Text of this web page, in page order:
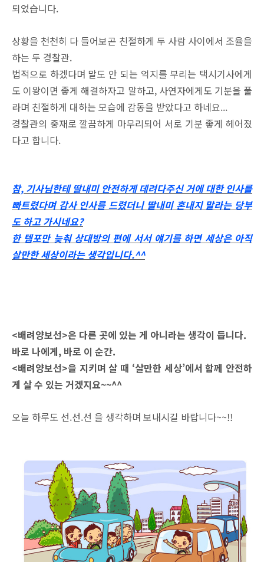
되었습니다.
상황을 천천히 다 들어보곤 친절하게 두 사람 사이에서 조율을
하는 두 경찰관.
법적으로 하겠다며 말도 안 되는 억지를 부리는 택시기사에게
도 이왕이면 좋게 해결하자고 말하고, 사연자에게도 기분을 풀
라며 친절하게 대하는 모습에 감동을 받았다고 하네요...
경찰관의 중재로 깔끔하게 마무리되어 서로 기분 좋게 헤어졌
다고 합니다.
참, 기사님한테 딸내미 안전하게 데려다주신 거에 대한 인사를
빠트렸다며 감사 인사를 드렸더니 딸내미 혼내지 말라는 당부
도 하고 가시네요?
한 템포만 늦춰 상대방의 편에 서서 얘기를 하면 세상은 아직
살만한 세상이라는 생각입니다.^^
<배려양보선>은 다른 곳에 있는 게 아니라는 생각이 듭니다.
바로 나에게, 바로 이 순간.
<배려양보선>을 지키며 살 때 ‘살만한 세상’에서 함께 안전하
게 살 수 있는 거겠지요~~^^
오늘 하루도 선.선.선 을 생각하며 보내시길 바랍니다~~!!